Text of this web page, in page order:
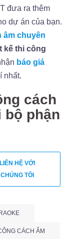
đưa ra thêm
dự án của bạn.
âm chuyên
kế thi công
báo giá
nhất.
cách
bộ phận
LIÊN HỆ VỚI
CHÚNG TÔI
CÁCH ÂM